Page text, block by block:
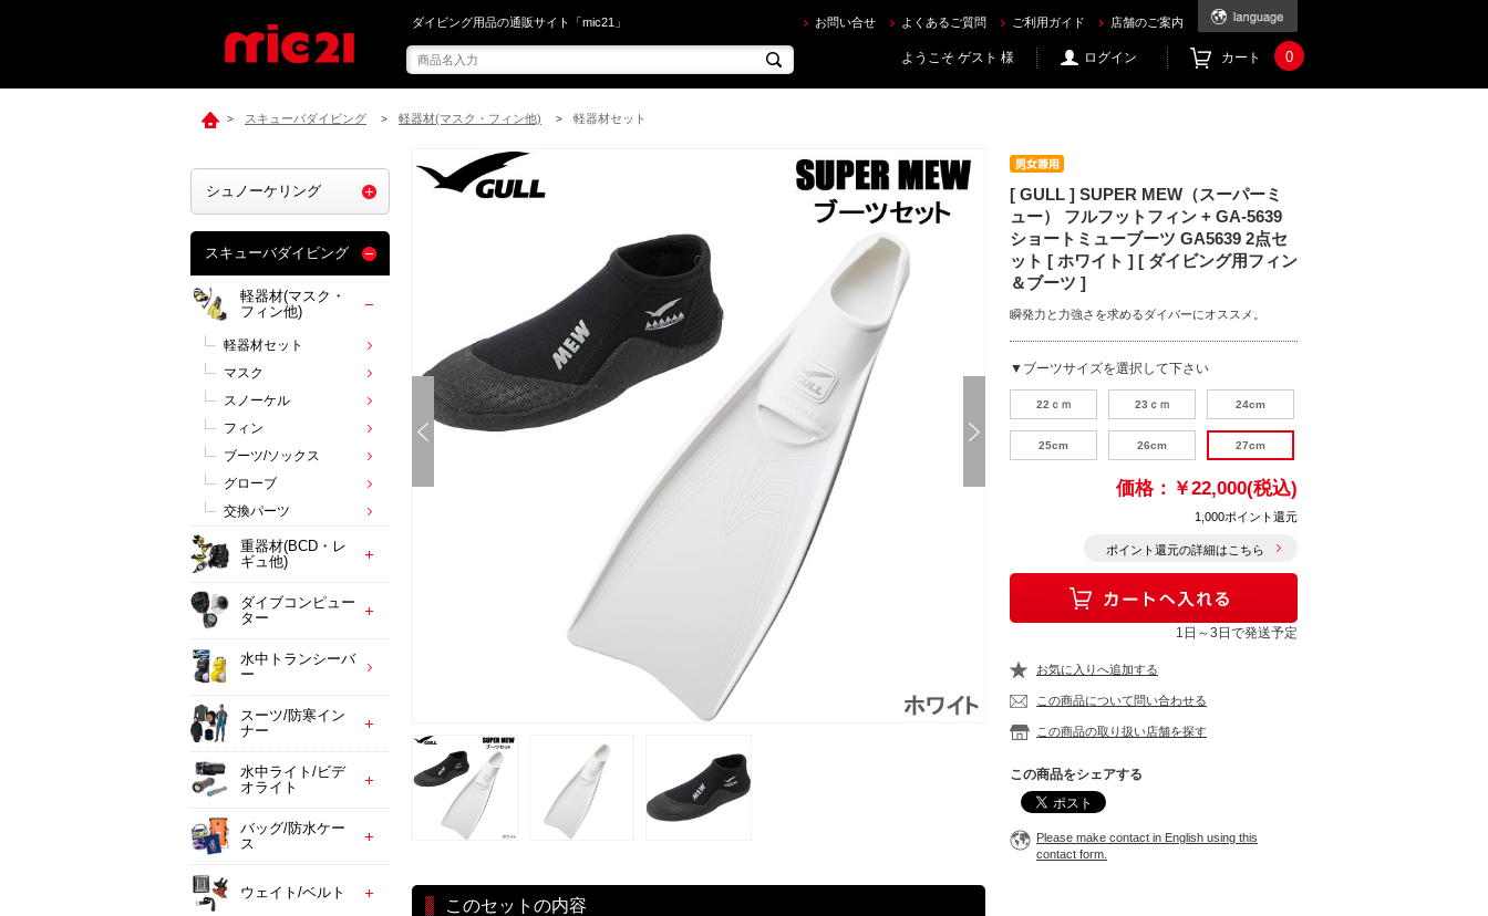
mic21で[ GULL ] SUPER MEW（スーパーミュー） フルフットフィン + GA-5639 ショートミューブーツ GA5639 2点セット [ ホワイト ] [ ダイビング用フィン＆ブーツ ] を買うならec.mic21.com
ダイビング用品の通販サイト「mic21」 お問い合せ よくあるご質問 ご利用ガイド 店舗のご案内
ようこそ ゲスト 様 ログイン カート 0
> スキューバダイビング > 軽器材(マスク・フィン他) > 軽器材セット
このセットの内容
[ GULL ] SUPER MEW（スーパーミ
ュー） フルフットフィン + GA-5639
ショートミューブーツ GA5639 2点セ
ット [ ホワイト ] [ ダイビング用フィン
＆ブーツ ]
瞬発力と力強さを求めるダイバーにオススメ。
▼ブーツサイズを選択して下さい
22ｃｍ 23ｃｍ 24cm
25cm 26cm 27cm
価格： ￥22,000(税込)
1,000ポイント還元
ポイント還元の詳細はこちら
1日～3日で発送予定
お気に入りへ追加する
この商品について問い合わせる
この商品の取り扱い店舗を探す
この商品をシェアする
Please make contact in English using this
contact form.
シュノーケリング
スキューバダイビング
軽器材(マスク・
フィン他)
軽器材セット
マスク
スノーケル
フィン
ブーツ/ソックス
グローブ
交換パーツ
重器材(BCD・レ
ギュ他)
ダイブコンピュー
ター
水中トランシーバ
ー
スーツ/防寒イン
ナー
水中ライト/ビデ
オライト
バッグ/防水ケー
ス
ウェイト/ベルト